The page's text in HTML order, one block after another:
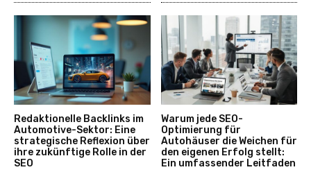
Redaktionelle Backlinks im
Automotive-Sektor: Eine
strategische Reflexion über
ihre zukünftige Rolle in der
SEO
Warum jede SEO-
Optimierung für
Autohäuser die Weichen für
den eigenen Erfolg stellt:
Ein umfassender Leitfaden